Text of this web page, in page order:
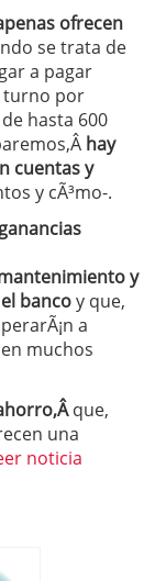
ofrecen
se trata de
a pagar
turno por
hasta 600
hay
cuentas y
y cÃ³mo-.
y
bancoy que,
a
muchos
que,
una
noticia